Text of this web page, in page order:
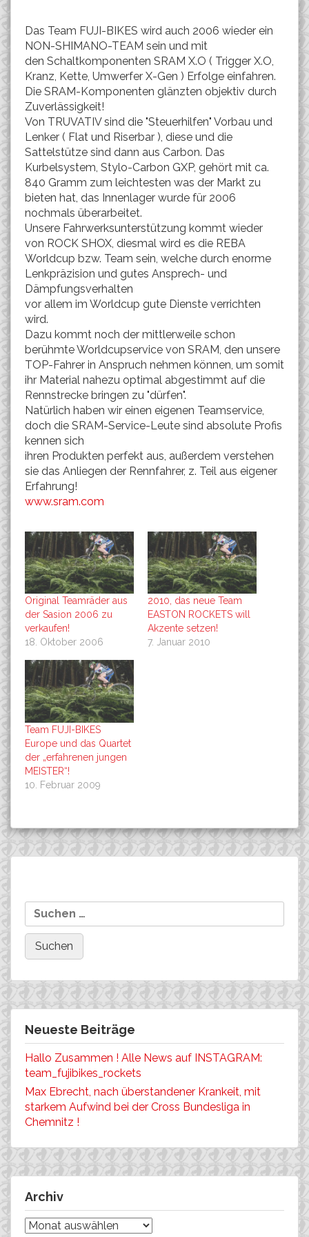
Das Team FUJI-BIKES wird auch 2006 wieder ein
NON-SHIMANO-TEAM sein und mit
den Schaltkomponenten SRAM X.O ( Trigger X.O,
Kranz, Kette, Umwerfer X-Gen ) Erfolge einfahren.
Die SRAM-Komponenten glänzten objektiv durch
Zuverlässigkeit!
Von TRUVATIV sind die "Steuerhilfen" Vorbau und
Lenker ( Flat und Riserbar ), diese und die
Sattelstütze sind dann aus Carbon. Das
Kurbelsystem, Stylo-Carbon GXP, gehört mit ca.
840 Gramm zum leichtesten was der Markt zu
bieten hat, das Innenlager wurde für 2006
nochmals überarbeitet.
Unsere Fahrwerksunterstützung kommt wieder
von ROCK SHOX, diesmal wird es die REBA
Worldcup bzw. Team sein, welche durch enorme
Lenkpräzision und gutes Ansprech- und
Dämpfungsverhalten
vor allem im Worldcup gute Dienste verrichten
wird.
Dazu kommt noch der mittlerweile schon
berühmte Worldcupservice von SRAM, den unsere
TOP-Fahrer in Anspruch nehmen können, um somit
ihr Material nahezu optimal abgestimmt auf die
Rennstrecke bringen zu "dürfen".
Natürlich haben wir einen eigenen Teamservice,
doch die SRAM-Service-Leute sind absolute Profis
kennen sich
ihren Produkten perfekt aus, außerdem verstehen
sie das Anliegen der Rennfahrer, z. Teil aus eigener
Erfahrung!
www.sram.com
Original Teamräder aus
der Sasion 2006 zu
verkaufen!
18. Oktober 2006
2010, das neue Team
EASTON ROCKETS will
Akzente setzen!
7. Januar 2010
Team FUJI-BIKES
Europe und das Quartet
der „erfahrenen jungen
MEISTER“!
10. Februar 2009
Neueste Beiträge
Hallo Zusammen ! Alle News auf INSTAGRAM:
team_fujibikes_rockets
Max Ebrecht, nach überstandener Krankeit, mit
starkem Aufwind bei der Cross Bundesliga in
Chemnitz !
Archiv
Archiv